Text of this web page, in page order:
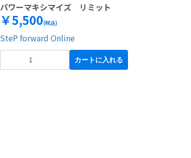
パワーマキシマイズ リミット
￥5,500(税込)
SteP forward Online
カートに入れる